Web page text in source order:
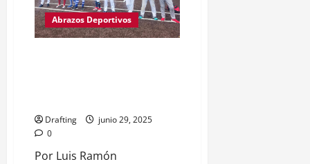
Abrazos Deportivos
Drafting
junio 29, 2025
0
Por Luis Ramón